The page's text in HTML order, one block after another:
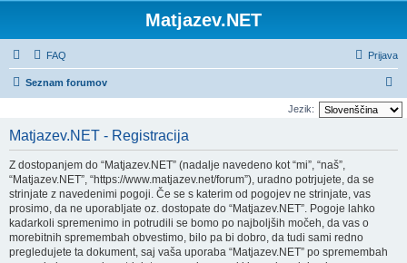
Matjazev.NET
FAQ Prijava
Seznam forumov
s
Jezik:
Matjazev.NET - Registracija
Z dostopanjem do “Matjazev.NET” (nadalje navedeno kot “mi”, “naš”,
“Matjazev.NET”, “https://www.matjazev.net/forum”), uradno potrjujete, da se
strinjate z navedenimi pogoji. Če se s katerim od pogojev ne strinjate, vas
prosimo, da ne uporabljate oz. dostopate do “Matjazev.NET”. Pogoje lahko
kadarkoli spremenimo in potrudili se bomo po najboljših močeh, da vas o
morebitnih spremembah obvestimo, bilo pa bi dobro, da tudi sami redno
pregledujete ta dokument, saj vaša uporaba “Matjazev.NET” po spremembah